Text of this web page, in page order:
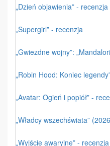
„Dzień objawienia” - recenzja
„Supergirl” - recenzja
„Gwiezdne wojny”:
„Robin Hood: Koniec
„Avatar: Ogień i popiół” -
„Władcy wszechświata”
„Wyjście awaryjne” - recenzja